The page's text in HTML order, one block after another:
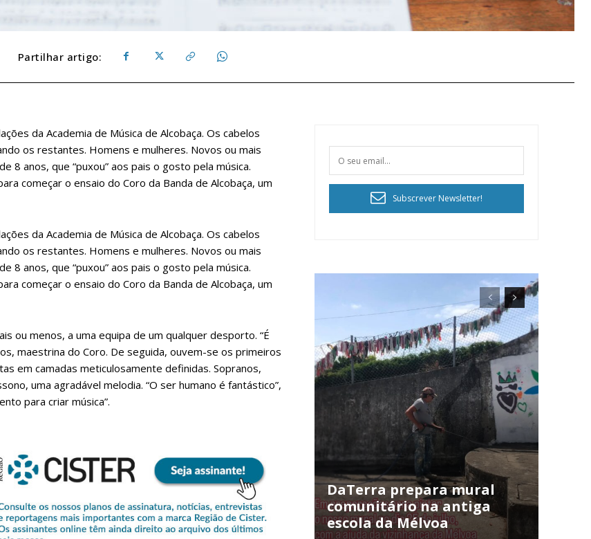
de Assinatura
do Região de Cister e ajude-nos a manter este serviço público!
assinante terá acesso a todos os conteúdos exclusivos e versões digitais.
Partilhar artigo:
da Academia de Música de Alcobaça. Os cabelos
os restantes. Homens e mulheres. Novos ou mais
8 anos, que “puxou” aos pais o gosto pela música.
começar o ensaio do Coro da Banda de Alcobaça, um
da Academia de Música de Alcobaça. Os cabelos
os restantes. Homens e mulheres. Novos ou mais
8 anos, que “puxou” aos pais o gosto pela música.
começar o ensaio do Coro da Banda de Alcobaça, um
ou menos, a uma equipa de um qualquer desporto. “É
maestrina do Coro. De seguida, ouvem-se os primeiros
em camadas meticulosamente definidas. Sopranos,
uma agradável melodia. “O ser humano é fantástico”,
para criar música”.
Subscrever Newsletter!
DaTerra prepara mural
comunitário na antiga
escola da Mélvoa